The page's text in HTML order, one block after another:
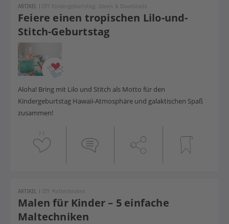
Feiere einen tropischen Lilo-und-
Stitch-Geburtstag
ARTIKEL | DIY Kindergeburtstag: Ideen & Downloads
Aloha! Bring mit Lilo und Stitch als Motto für den
Kindergeburtstag Hawaii-Atmosphäre und galaktischen Spaß
zusammen!
11
Malen für Kinder – 5 einfache
Maltechniken
ARTIKEL | DIY Maltechniken